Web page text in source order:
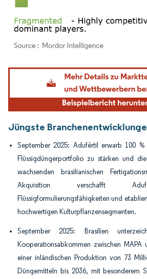
Bild © Mordor Intelligence. Wiederverwendung
Jüngste
September 2025: Adufértil erwarb 100
Flüssigdüngerportfolio zu stärken und
wachsenden brasilianischen
Akquisition verschafft
Flüssigformulierungsfähigkeiten und
hochwertigen Kulturpflanzensegmenten.
September 2025: Brasilien
Kooperationsabkommen zwischen
einer inländischen Produktion von 73
Düngemitteln bis 2036, mit besonderem